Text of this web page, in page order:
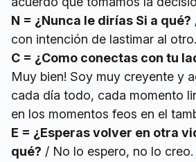
N = ¿Nunca le dirías Si a qué?
con intención de lastimar al otro.
C = ¿Como conectas con tu
Muy bien! Soy muy creyente y
cada día todo, cada momento
en los momentos feos en el
E = ¿Esperas volver en otra
qué? / No lo espero, no lo